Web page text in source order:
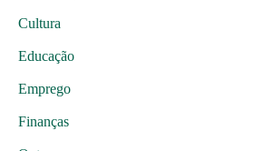
Cultura
Educação
Emprego
Finanças